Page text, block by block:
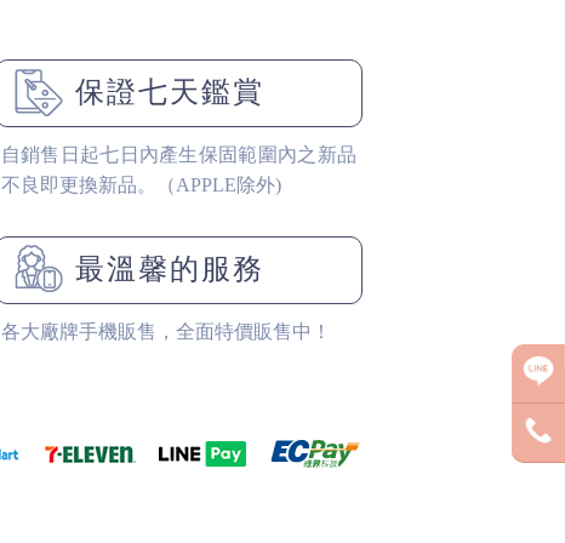
保證七天鑑賞
自銷售日起七日內產生保固範圍內之新品
不良即更換新品。（APPLE除外)
最溫馨的服務
各大廠牌手機販售，全面特價販售中！